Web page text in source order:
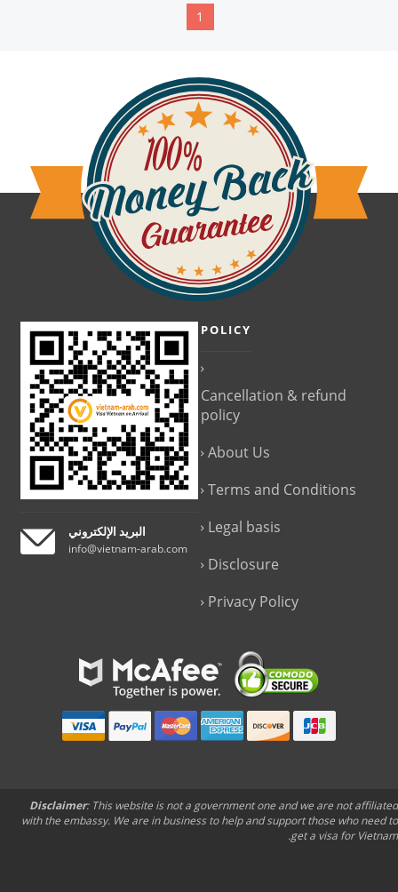
1
البريد الإلكتروني
info@vietnam-arab.com
POLICY
Cancellation & refund
policy
About Us
Terms and Conditions
Legal basis
Disclosure
Privacy Policy
Disclaimer: This website is not a government one and we are not affiliated
with the embassy. We are in business to help and support those who need to
get a visa for Vietnam.